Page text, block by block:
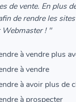
de vente. En plus
de rendre les
Webmaster ! "
à vendre plus
à vendre
à avoir plus de
à prospecter